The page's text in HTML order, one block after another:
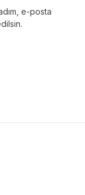
e-posta